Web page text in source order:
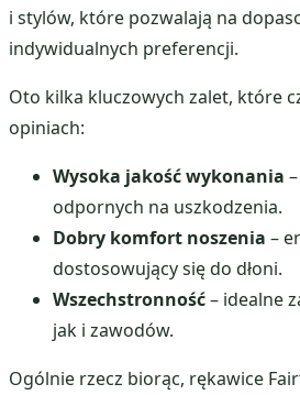
i stylów, które pozwalają na
indywidualnych preferencji.
Oto kilka kluczowych zalet, które
opiniach:
Wysoka jakość wykonania
odpornych na uszkodzenia.
Dobry komfort noszenia –
dostosowujący się do dłoni.
Wszechstronność– idealne
jak i zawodów.
Ogólnie rzecz biorąc, rękawice